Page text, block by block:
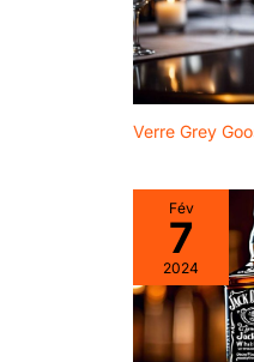
Verre Grey
Fév
7
2024